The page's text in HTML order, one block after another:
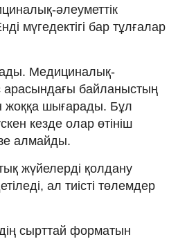
әлеуметтік
мүгедектігі бар тұлғалар
Медициналық-
арасындағы байланыстың
жоққа шығарады. Бұл
кезде олар өтініш
алмайды.
жүйелерді қолдану
ал тиісті төлемдер
сырттай форматын